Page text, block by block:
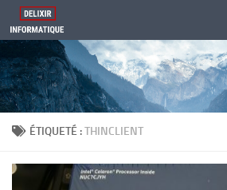
Skip to content
ÉTIQUETÉ :THINCLIENT